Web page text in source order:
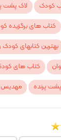
کودک
لاک پشت
کتاب های برگزیده
بهترین کتابهای کودک
کتاب های کودک
پرنده
مهدیس